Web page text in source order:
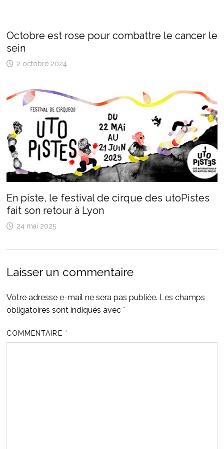
Octobre est rose pour combattre le cancer le
sein
2 octobre 2024
En piste, le festival de cirque des utoPistes
fait son retour à Lyon
24 mai 2025
Laisser un commentaire
Votre adresse e-mail ne sera pas publiée. Les champs
obligatoires sont indiqués avec *
COMMENTAIRE *